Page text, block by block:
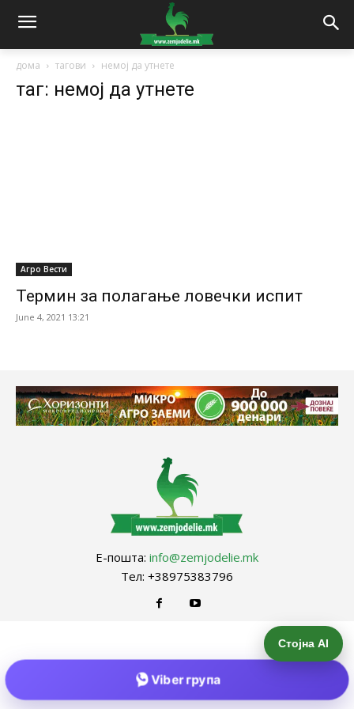
дома тагови немој да утнете
таг: немој да утнете
Агро Вести
Термин за полагање ловечки испит
June 4, 2021 13:21
Е-пошта: info@zemjodelie.mk
Тел: +38975383796
Стојна AI
Viber група